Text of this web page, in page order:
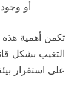
أو
تكمن أهمية
التغيب بشكل
على استقرار